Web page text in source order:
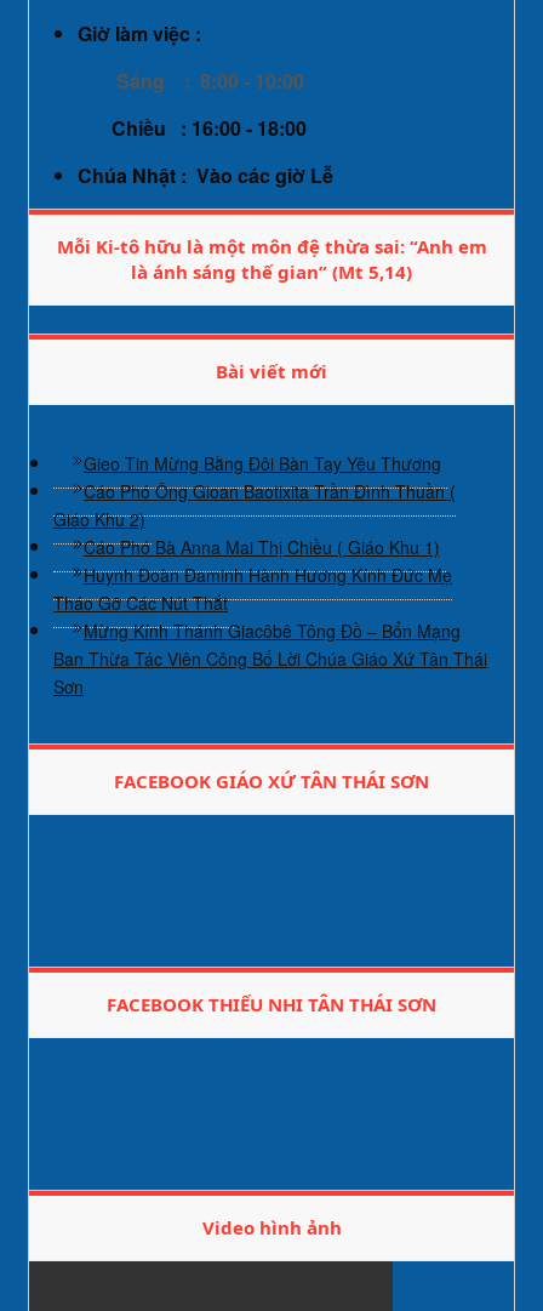
Giờ làm việc :
Sáng : 8:00 - 10:00
Chiều : 16:00 - 18:00
Chúa Nhật : Vào các giờ Lễ
Mỗi Ki-tô hữu là một môn đệ thừa sai: “Anh em
là ánh sáng thế gian” (Mt 5,14)
Bài viết mới
Gieo Tin Mừng Bằng Đôi Bàn Tay Yêu Thương
Cáo Phó Ông Gioan Baotixita Trần Đình Thuần (
Giáo Khu 2)
Cáo Phó Bà Anna Mai Thị Chiều ( Giáo Khu 1)
Huynh Đoàn Đaminh Hành Hương Kính Đức Mẹ
Tháo Gỡ Các Nút Thắt
Mừng Kính Thánh Giacôbê Tông Đồ – Bổn Mạng
Ban Thừa Tác Viên Công Bố Lời Chúa Giáo Xứ Tân Thái
Sơn
FACEBOOK GIÁO XỨ TÂN THÁI SƠN
FACEBOOK THIẾU NHI TÂN THÁI SƠN
Video hình ảnh